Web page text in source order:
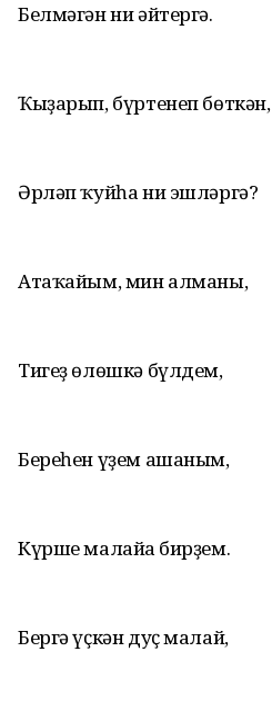
Белмәгән ни әйтергә.
Ҡыҙарып, бүртенеп бөткән,
Әрләп ҡуйһа ни эшләргә?
Атаҡайым, мин алманы,
Тигеҙ өлөшкә бүлдем,
Береһен үҙем ашаным,
Күрше малайға бирҙем.
Бергә үҫкән дуҫ малай,